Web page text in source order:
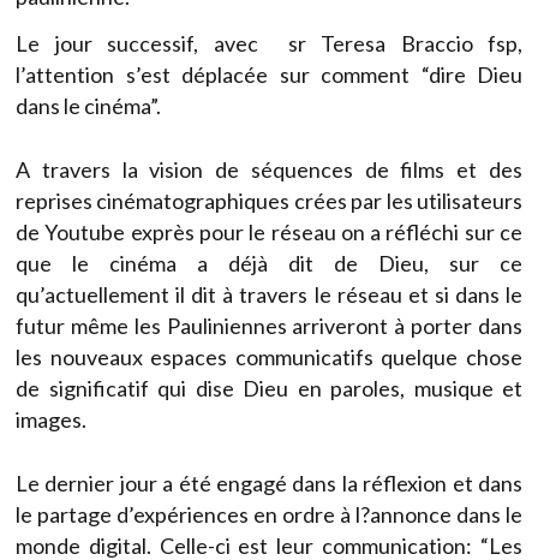
Le jour successif, avec sr Teresa Braccio fsp,
l’attention s’est déplacée sur comment “dire Dieu
dans le cinéma”.
A travers la vision de séquences de films et des
reprises cinématographiques crées par les utilisateurs
de Youtube exprès pour le réseau on a réfléchi sur ce
que le cinéma a déjà dit de Dieu, sur ce
qu’actuellement il dit à travers le réseau et si dans le
futur même les Pauliniennes arriveront à porter dans
les nouveaux espaces communicatifs quelque chose
de significatif qui dise Dieu en paroles, musique et
images.
Le dernier jour a été engagé dans la réflexion et dans
le partage d’expériences en ordre à l?annonce dans le
monde digital. Celle-ci est leur communication: “Les